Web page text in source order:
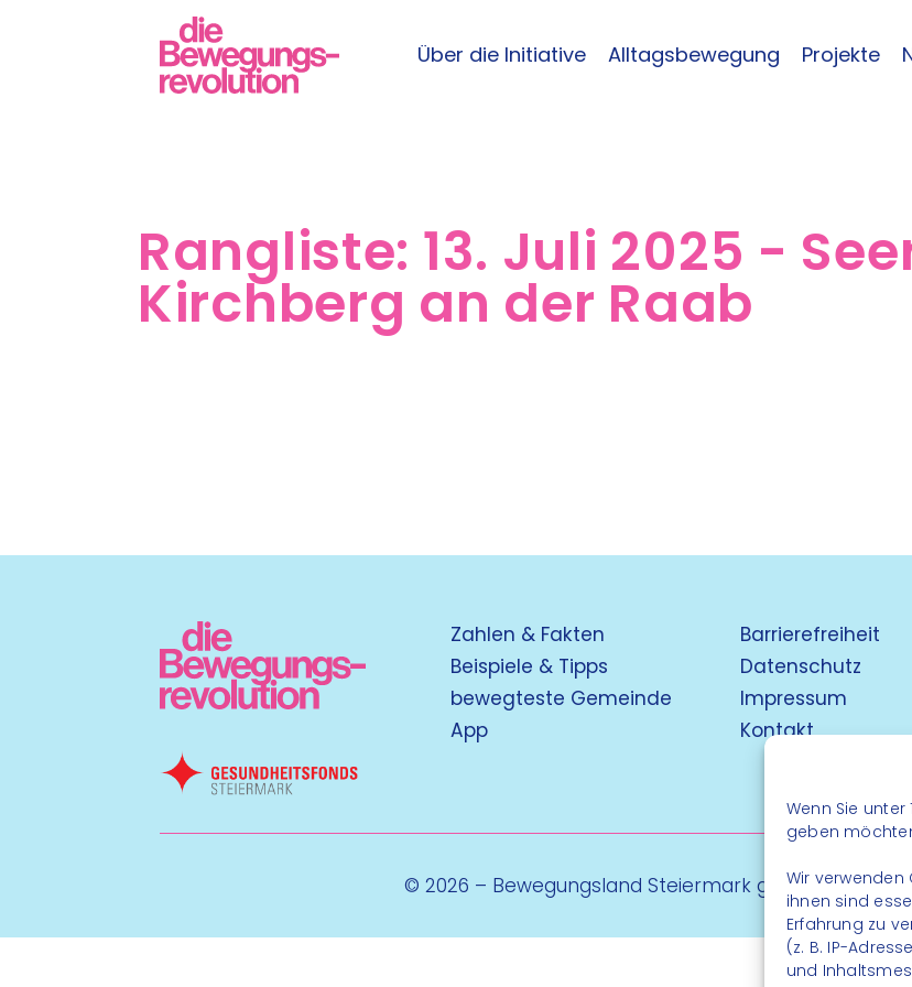
Wenn Sie
geben
Wir
ihnen sind
Erfahrung zu
(z. B. IP-
und
Über die Initiative Alltagsbewegung Projekte
Rangliste: 13. Juli 2025 -
Kirchberg an der Raab
Zahlen & Fakten
Beispiele & Tipps
bewegteste Gemeinde
App
Barrierefreiheit
Datenschutz
Impressum
Kontakt
© 2026 – Bewegungsland Steiermark gGmbH - Alle